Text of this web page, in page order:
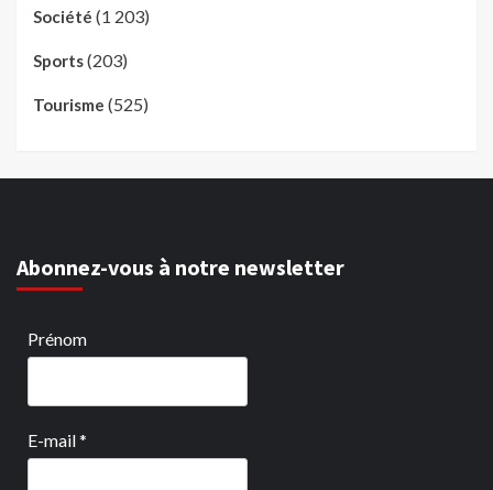
Société (1 203)
Sports(203)
Tourisme (525)
Abonnez-vous à notre newsletter
Prénom
E-mail*